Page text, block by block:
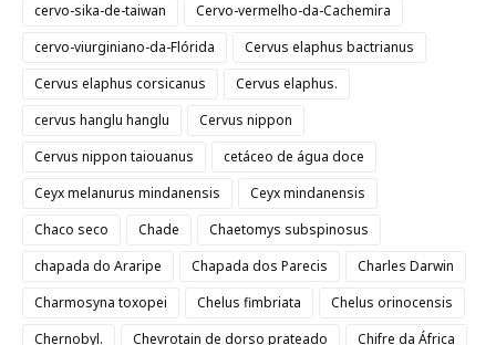
cervo-sika-de-taiwan
Cervo-vermelho-da-Cachemira
cervo-viurginiano-da-Flórida
Cervus elaphus bactrianus
Cervus elaphus corsicanus
Cervus elaphus.
cervus hanglu hanglu
Cervus nippon
Cervus nippon taiouanus
cetáceo de água doce
Ceyx melanurus mindanensis
Ceyx mindanensis
Chaco seco
Chade
Chaetomys subspinosus
chapada do Araripe
Chapada dos Parecis
Charles Darwin
Charmosyna toxopei
Chelus fimbriata
Chelus orinocensis
Chernobyl.
Chevrotain de dorso prateado
Chifre da África